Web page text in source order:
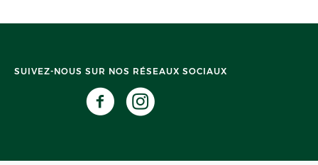
SUIVEZ-NOUS SUR NOS RÉSEAUX SOCIAUX